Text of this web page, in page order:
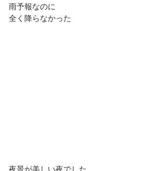
雨予報なのに
全く降らなかった